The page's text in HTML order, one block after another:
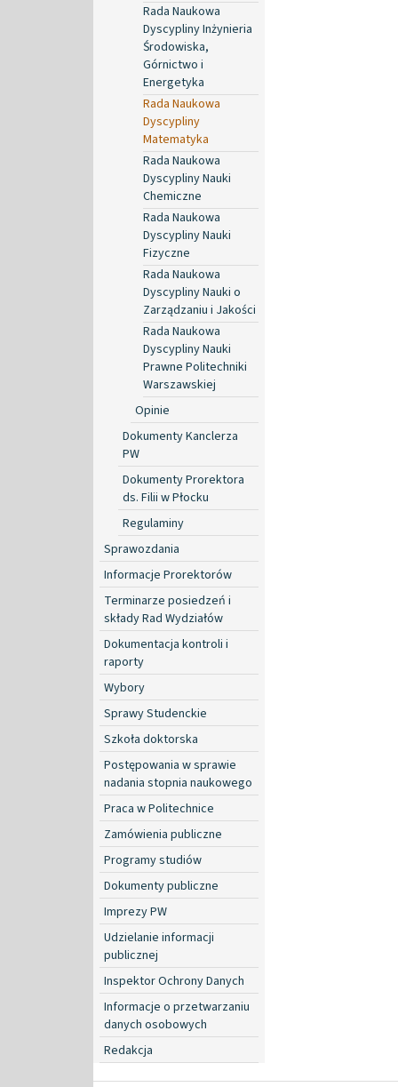
Rada Naukowa
Dyscypliny Inżynieria
Środowiska,
Górnictwo i
Energetyka
Rada Naukowa
Dyscypliny
Matematyka
Rada Naukowa
Dyscypliny Nauki
Chemiczne
Rada Naukowa
Dyscypliny Nauki
Fizyczne
Rada Naukowa
Dyscypliny Nauki o
Zarządzaniu i Jakości
Rada Naukowa
Dyscypliny Nauki
Prawne Politechniki
Warszawskiej
Opinie
Dokumenty Kanclerza
PW
Dokumenty Prorektora
ds. Filii w Płocku
Regulaminy
Sprawozdania
Informacje Prorektorów
Terminarze posiedzeń i
składy Rad Wydziałów
Dokumentacja kontroli i
raporty
Wybory
Sprawy Studenckie
Szkoła doktorska
Postępowania w sprawie
nadania stopnia naukowego
Praca w Politechnice
Zamówienia publiczne
Programy studiów
Dokumenty publiczne
Imprezy PW
Udzielanie informacji
publicznej
Inspektor Ochrony Danych
Informacje o przetwarzaniu
danych osobowych
Redakcja